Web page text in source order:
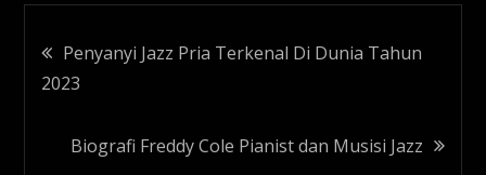
Navigasi
pos
Penyanyi Jazz Pria Terkenal Di Dunia Tahun
2023
Biografi Freddy Cole Pianist dan Musisi Jazz